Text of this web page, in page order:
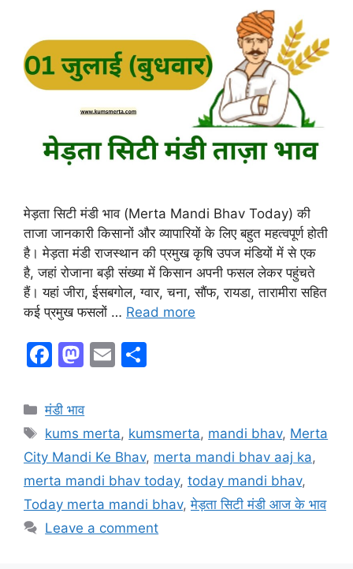
मेड़ता सिटी मंडी भाव (Merta Mandi Bhav Today) की
ताजा जानकारी किसानों और व्यापारियों के लिए बहुत महत्वपूर्ण होती
है। मेड़ता मंडी राजस्थान की प्रमुख कृषि उपज मंडियों में से एक
है, जहां रोजाना बड़ी संख्या में किसान अपनी फसल लेकर पहुंचते
हैं। यहां जीरा, ईसबगोल, ग्वार, चना, सौंफ, रायडा, तारामीरा सहित
कई प्रमुख फसलों … Read more
F
c
e
b
o
o
k
M
st
o
d
o
n
E
l
e
Categories
मंडी भाव
Tags
kums merta, kumsmerta, mandi bhav, Merta
City Mandi Ke Bhav, merta mandi bhav aaj ka,
merta mandi bhav today, today mandi bhav,
Today merta mandi bhav,मेड़ता सिटी मंडी आज के भाव
Leave a comment